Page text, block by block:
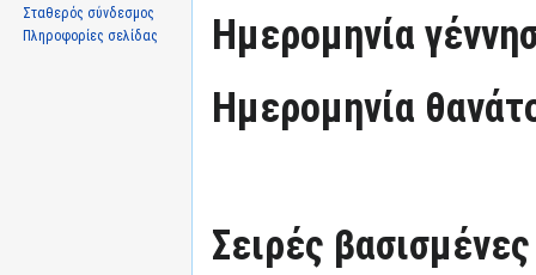
στην
στην
Ημερομηνία
Ημερομηνία
Σειρές
Σταθερός σύνδεσμος
Πληροφορίες σελίδας